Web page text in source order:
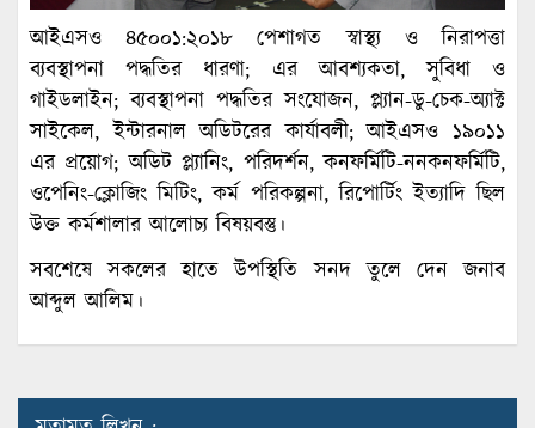
আইএসও ৪৫০০১:২০১৮ পেশাগত স্বাস্থ্য ও নিরাপত্তা
ব্যবস্থাপনা পদ্ধতির ধারণা; এর আবশ্যকতা, সুবিধা ও
গাইডলাইন; ব্যবস্থাপনা পদ্ধতির সংযোজন, প্ল্যান-ডু-চেক-অ্যাক্ট
সাইকেল, ইন্টারনাল অডিটরের কার্যাবলী; আইএসও ১৯০১১
এর প্রয়োগ; অডিট প্ল্যানিং, পরিদর্শন, কনফর্মিটি-ননকনফর্মিটি,
ওপেনিং-ক্লোজিং মিটিং, কর্ম পরিকল্পনা, রিপোর্টিং ইত্যাদি ছিল
উক্ত কর্মশালার আলোচ্য বিষয়বস্তু।
সবশেষে সকলের হাতে উপস্থিতি সনদ তুলে দেন জনাব
আব্দুল আলিম।